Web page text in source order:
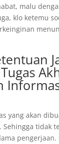
malu
klo ketemu
yang akan
Sehingga tidak
pengerjaan.